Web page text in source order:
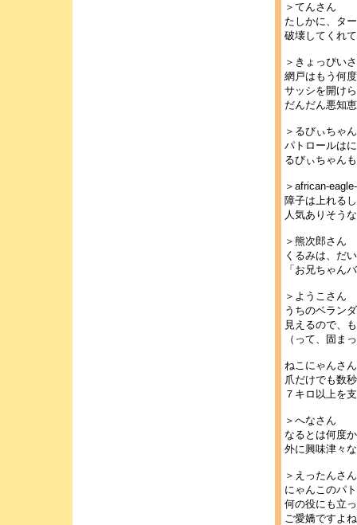
＞てんさん
たしかに、タ
破壊してくれ
＞きょっぴい
網戸はもう何
サッシを開け
だんだん悪知
＞るびぃちゃん
パトロールは
るびぃちゃん
＞african-
障子は上れる
人気ありそう
＞熊次郎さん
くるみは、だ
「お兄ちゃん
＞ようこさん
うちのベラン
見えるので、
（って、固ま
ねこにゃんさん
爪だけでも数
７キロ以上を
＞へなさん
なるとは何度
外に興味津々
＞えったんさん
にゃんこのパ
何の役にも立
ご愛嬌ですよ